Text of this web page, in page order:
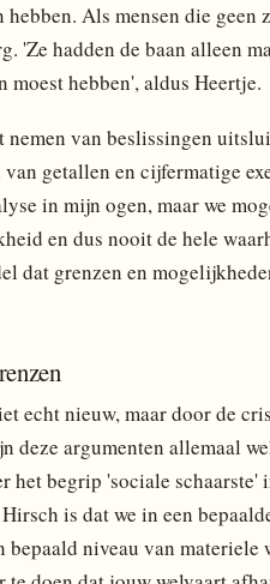
hebben. Als mensen die
'Ze hadden de baan alleen
moest hebben', aldus Heertje.
nemen van beslissingen
getallen en cijfermatige
in mijn ogen, maar we
en dus nooit de hele
dat grenzen en
echt nieuw, maar door de
deze argumenten allemaal
het begrip 'sociale
is dat we in een
bepaald niveau van